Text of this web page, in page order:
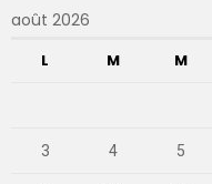
août 2026
L M M
3 4 5